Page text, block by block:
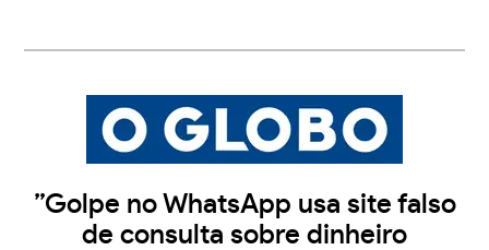
”Golpe no WhatsApp usa site falso
de consulta sobre dinheiro